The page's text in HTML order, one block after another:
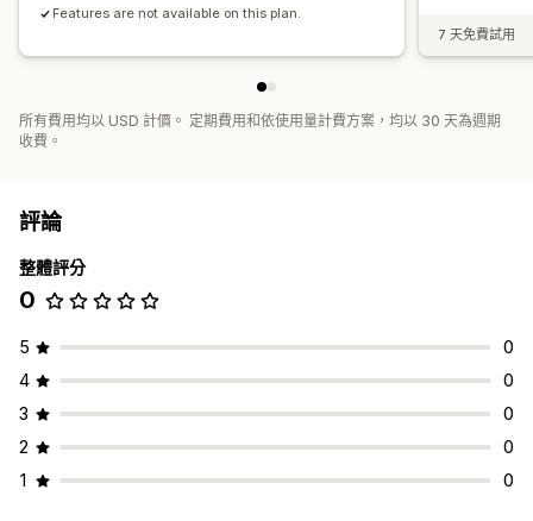
Features are not available on this plan.
7 天免費試用
所有費用均以 USD 計價。 定期費用和依使用量計費方案，均以 30 天為週期
收費。
評論
整體評分
0
5
0
4
0
3
0
2
0
1
0